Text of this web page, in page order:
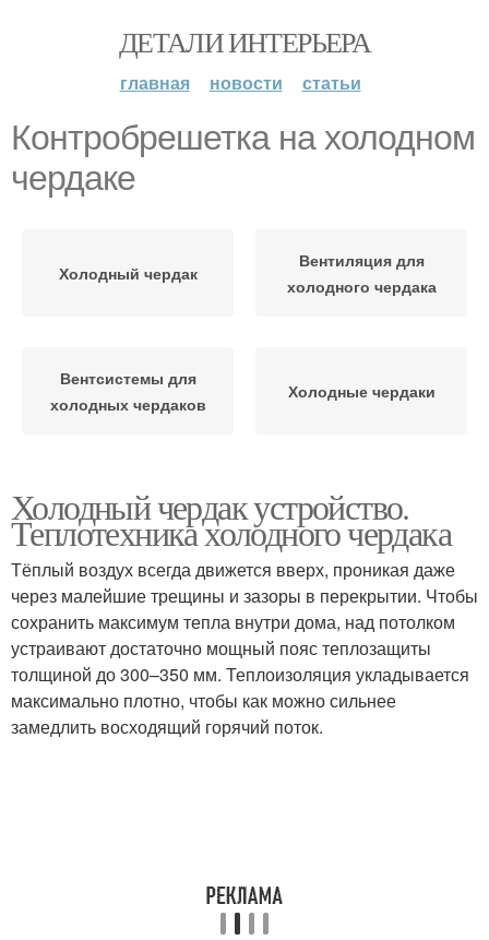
ДЕТАЛИ ИНТЕРЬЕРА
главная новости статьи
Контробрешетка на холодном
чердаке
Холодный чердак
Вентиляция для
холодного чердака
Вентсистемы для
холодных чердаков
Холодные чердаки
Холодный чердак устройство.
Теплотехника холодного чердака
Тёплый воздух всегда движется вверх, проникая даже
через малейшие трещины и зазоры в перекрытии. Чтобы
сохранить максимум тепла внутри дома, над потолком
устраивают достаточно мощный пояс теплозащиты
толщиной до 300–350 мм. Теплоизоляция укладывается
максимально плотно, чтобы как можно сильнее
замедлить восходящий горячий поток.